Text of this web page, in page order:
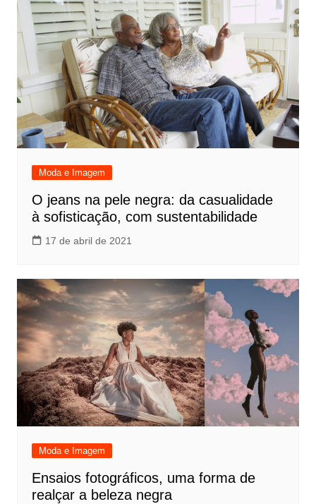
Moda e Imagem
O jeans na pele negra: da casualidade
à sofisticação, com sustentabilidade
17 de abril de 2021
Moda e Imagem
Ensaios fotográficos, uma forma de
realçar a beleza negra